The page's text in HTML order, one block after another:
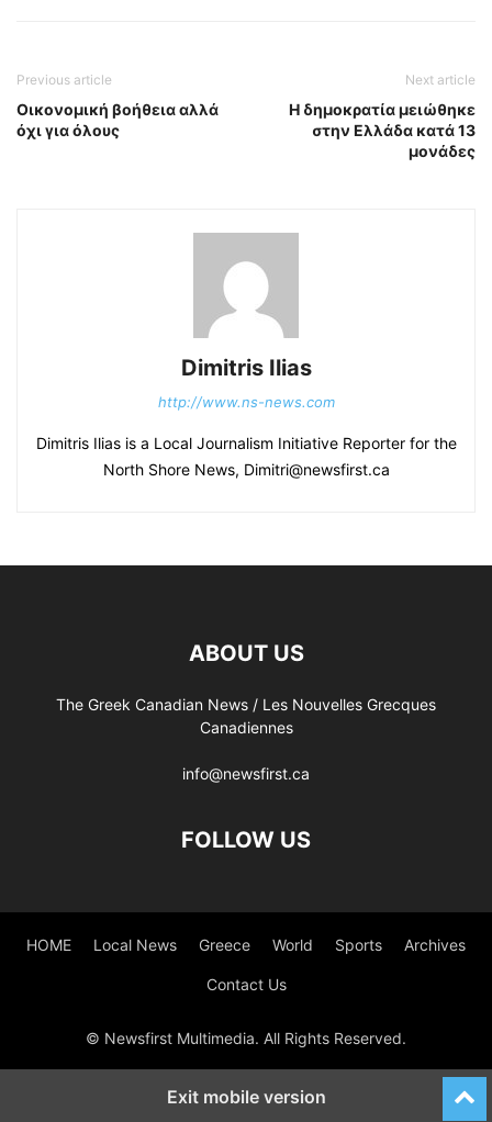
Previous article
Οικονομική βοήθεια αλλά
όχι για όλους
Next article
Η δημοκρατία μειώθηκε
στην Ελλάδα κατά 13
μονάδες
Dimitris Ilias
http://www.ns-news.com
Dimitris Ilias is a Local Journalism Initiative Reporter for the
North Shore News, Dimitri@newsfirst.ca
ABOUT US
The Greek Canadian News / Les Nouvelles Grecques
Canadiennes
info@newsfirst.ca
FOLLOW US
HOME Local News Greece World Sports Archives
Contact Us
© Newsfirst Multimedia. All Rights Reserved.
Exit mobile version